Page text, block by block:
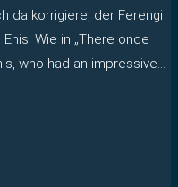
da korrigiere, der Ferengi
Wie in „There once
who had an impressive…